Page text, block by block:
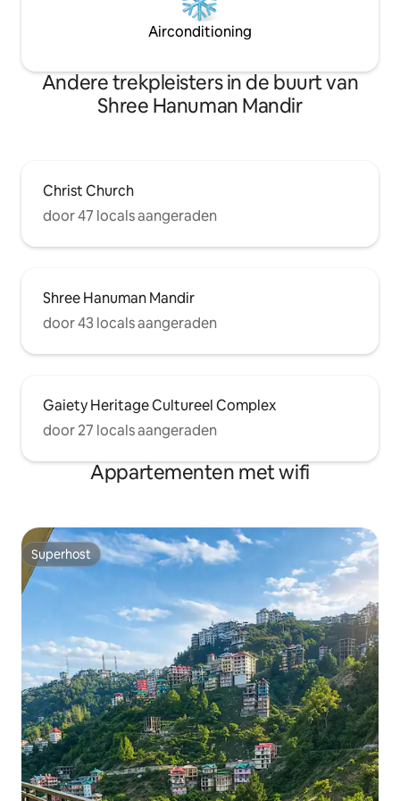
Airconditioning
Andere trekpleisters in de buurt van
Shree Hanuman Mandir
Christ Church
door 47 locals aangeraden
Shree Hanuman Mandir
door 43 locals aangeraden
Gaiety Heritage Cultureel Complex
door 27 locals aangeraden
Appartementen met wifi
Superhost
Superhost